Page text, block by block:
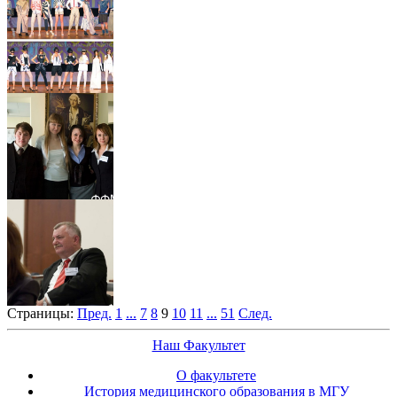
Страницы: Пред. 1 ... 7 8 9 10 11 ... 51 След.
Наш Факультет
О факультете
История медицинского образования в МГУ